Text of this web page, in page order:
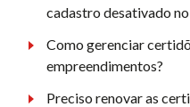
cadastro desativado
Como gerenciar
empreendimentos?
Preciso renovar as